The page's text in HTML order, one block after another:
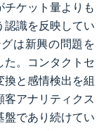
チケット量よりも
認識を反映してい
は新興の問題を
た。コンタクトセ
換と感情検出を組
アナリティクス
盤であり続けてい